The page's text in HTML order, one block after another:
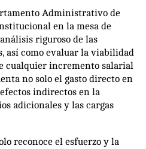
Administrativo de
en la mesa de
riguroso de las
así como evaluar la viabilidad
cualquier incremento salarial
no solo el gasto directo en
indirectos en la
adicionales y las cargas
reconoce el esfuerzo y la